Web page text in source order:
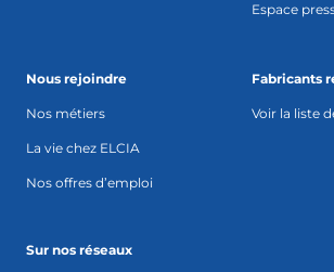
Espace
Nous rejoindre
Nos métiers
La vie chez ELCIA
Nos offres d’emploi
Fabricants
Voir la liste
Sur nos réseaux